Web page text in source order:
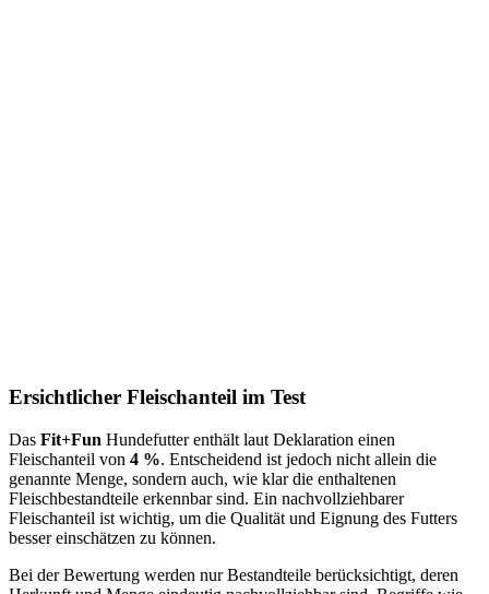
Ersichtlicher Fleischanteil im Test
Das Fit+Fun Hundefutter enthält laut Deklaration einen
Fleischanteil von 4 %. Entscheidend ist jedoch nicht allein die
genannte Menge, sondern auch, wie klar die enthaltenen
Fleischbestandteile erkennbar sind. Ein nachvollziehbarer
Fleischanteil ist wichtig, um die Qualität und Eignung des Futters
besser einschätzen zu können.
Bei der Bewertung werden nur Bestandteile berücksichtigt, deren